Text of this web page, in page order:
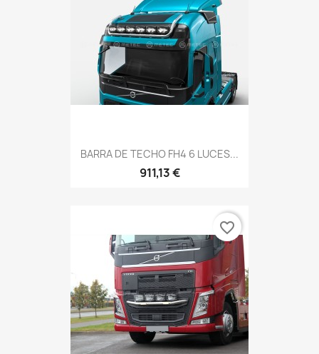
BARRA DE TECHO FH4 6 LUCES...
911,13 €
favorite_border